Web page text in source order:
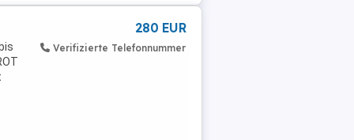
280 EUR
Verifizierte Telefonnummer